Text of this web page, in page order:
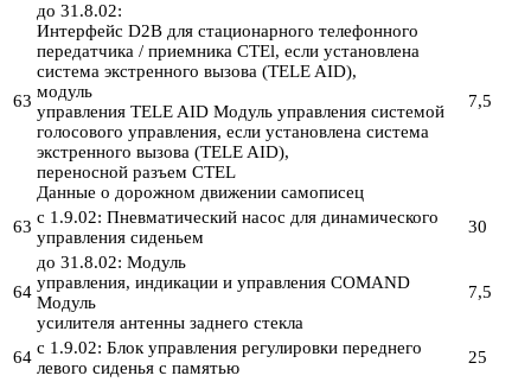
63
до 31.8.02:
Интерфейс D2B для стационарного телефонного
передатчика / приемника CTEl, если установлена ​​
система экстренного вызова (TELE AID),
модуль
управления TELE AID Модуль управления системой
голосового управления, если установлена ​​система
экстренного вызова (TELE AID),
переносной разъем CTEL
Данные о дорожном движении самописец
7,5
63 с 1.9.02: Пневматический насос для динамического
управления сиденьем
30
64
до 31.8.02: Модуль
управления, индикации и управления COMAND
Модуль
усилителя антенны заднего стекла
7,5
64 с 1.9.02: Блок управления регулировки переднего
левого сиденья с памятью
25